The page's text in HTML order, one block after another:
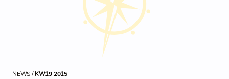
NEWS /KW19 2015